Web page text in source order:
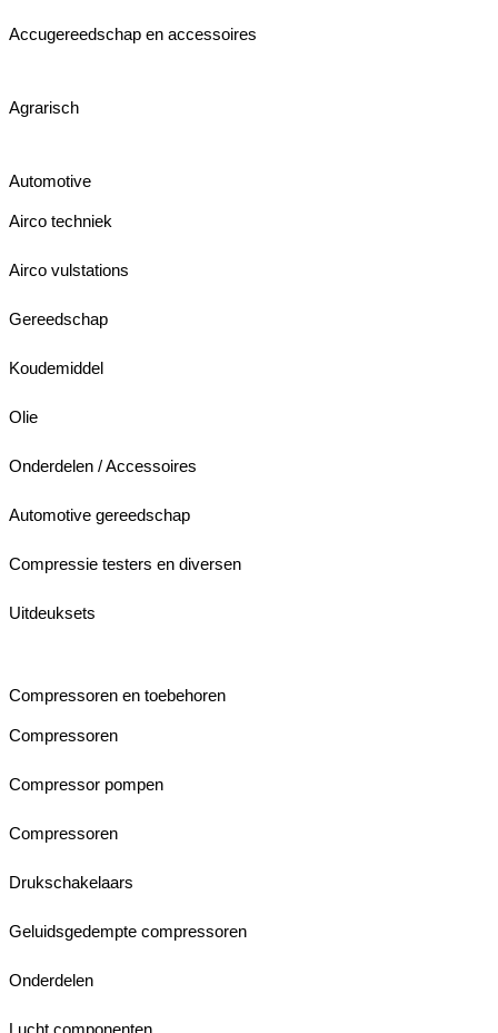
Accugereedschap en accessoires
Agrarisch
Automotive
Airco techniek
Airco vulstations
Gereedschap
Koudemiddel
Olie
Onderdelen / Accessoires
Automotive gereedschap
Compressie testers en diversen
Uitdeuksets
Compressoren en toebehoren
Compressoren
Compressor pompen
Compressoren
Drukschakelaars
Geluidsgedempte compressoren
Onderdelen
Lucht componenten